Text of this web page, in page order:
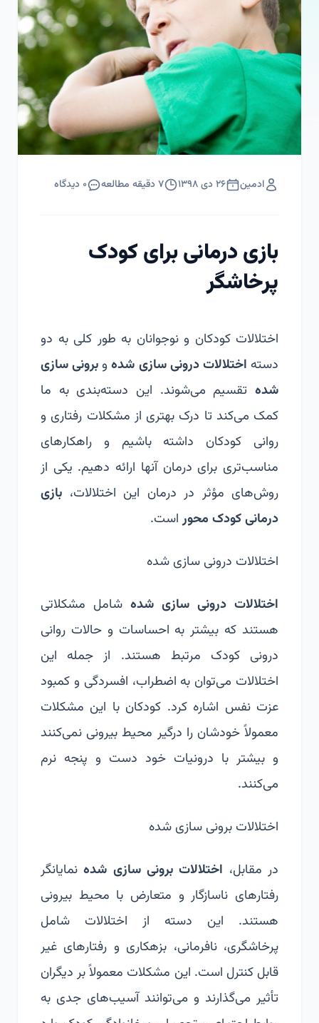
ادمین ۲۶ دی ۱۳۹۸ ۷ دقیقه مطالعه ۰ دیدگاه
بازی درمانی برای کودک
پرخاشگر
اختلالات کودکان و نوجوانان به طور کلی به دو
دسته اختلالات درونی سازی شدهو برونی سازی
شده تقسیم می‌شوند. این دسته‌بندی به ما
کمک می‌کند تا درک بهتری از مشکلات رفتاری و
روانی کودکان داشته باشیم و راهکارهای
مناسب‌تری برای درمان آنها ارائه دهیم. یکی از
روش‌های مؤثر در درمان این اختلالات، بازی
درمانی کودک محوراست.
اختلالات درونی سازی شده
اختلالات درونی سازی شده شامل مشکلاتی
هستند که بیشتر به احساسات و حالات روانی
درونی کودک مرتبط هستند. از جمله این
اختلالات می‌توان به اضطراب، افسردگی و کمبود
عزت نفس اشاره کرد. کودکان با این مشکلات
معمولاً خودشان را درگیر محیط بیرونی نمی‌کنند
و بیشتر با درونیات خود دست و پنجه نرم
می‌کنند.
اختلالات برونی سازی شده
در مقابل، اختلالات برونی سازی شدهنمایانگر
رفتارهای ناسازگار و متعارض با محیط بیرونی
هستند. این دسته از اختلالات شامل
پرخاشگری، نافرمانی، بزهکاری و رفتارهای غیر
قابل کنترل است. این مشکلات معمولاً بر دیگران
تأثیر می‌گذارند و می‌توانند آسیب‌های جدی به